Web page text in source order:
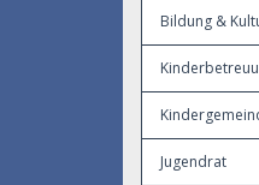
Bildung &
Jugendrat